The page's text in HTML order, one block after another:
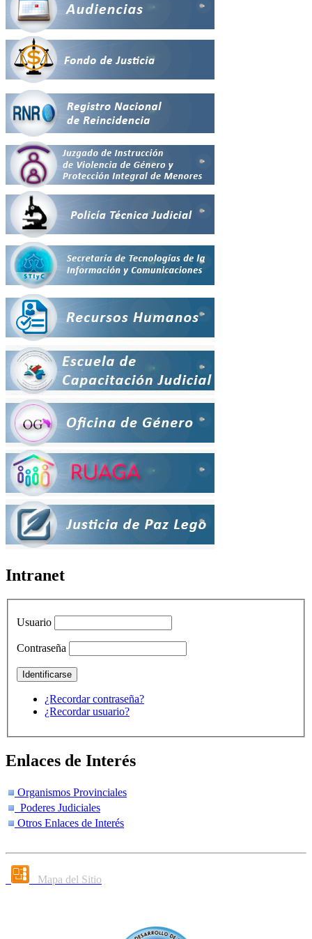
Intranet
Usuario
Contraseña
¿Recordar contraseña?
¿Recordar usuario?
Enlaces de Interés
Organismos Provinciales
Poderes Judiciales
Otros Enlaces de Interés
Mapa del Sitio